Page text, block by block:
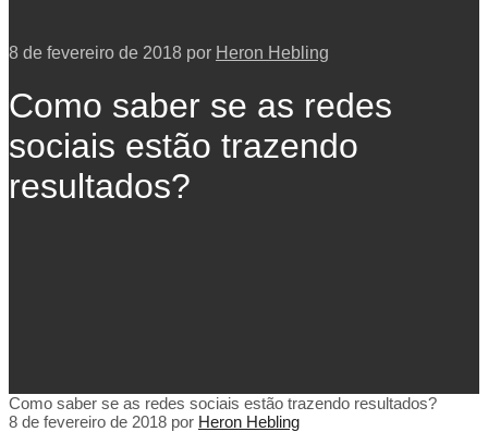
8 de fevereiro de 2018 por Heron Hebling
Como saber se as redes
sociais estão trazendo
resultados?
Como saber se as redes sociais estão trazendo resultados?
8 de fevereiro de 2018 por Heron Hebling